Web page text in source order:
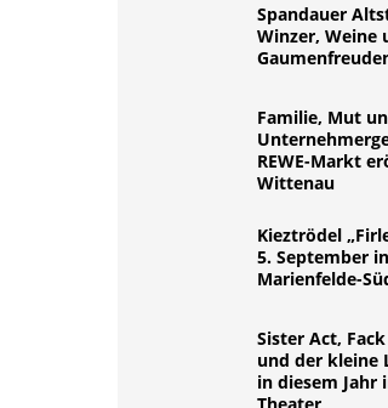
Spandauer
Winzer, Weine
Familie, Mut
REWE-Markt
Wittenau
Kieztrödel
5. September in
Marienfelde-
Sister Act,
und der kleine
in diesem Jahr
Theater